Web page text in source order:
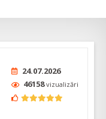
24.07.2026
46158vizualizări